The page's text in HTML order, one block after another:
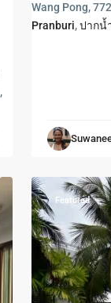
,
Wang Pong,
Pranburi,ปากน้
Blue
Lagoon,
อัม,
Hua
Featured